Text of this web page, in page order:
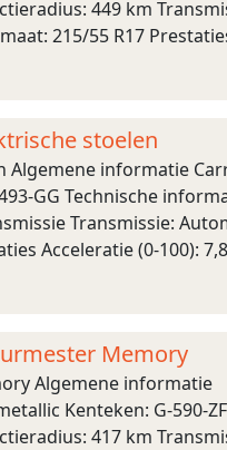
449 km
215/55 R17
stoelen
Algemene informatie
GG Technische
Transmissie:
Acceleratie (0-100):
Memory
Algemene informatie
Kenteken: G-590-
417 km